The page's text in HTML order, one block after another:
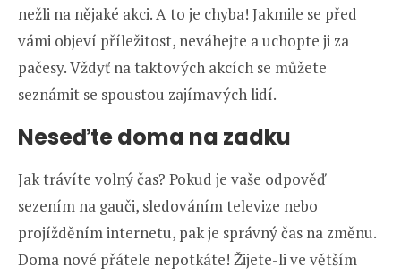
nežli na nějaké akci. A to je chyba! Jakmile se před
vámi objeví příležitost, neváhejte a uchopte ji za
pačesy. Vždyť na taktových akcích se můžete
seznámit se spoustou zajímavých lidí.
Neseďte doma na zadku
Jak trávíte volný čas? Pokud je vaše odpověď
sezením na gauči, sledováním televize nebo
projížděním internetu, pak je správný čas na změnu.
Doma nové přátele nepotkáte! Žijete-li ve větším